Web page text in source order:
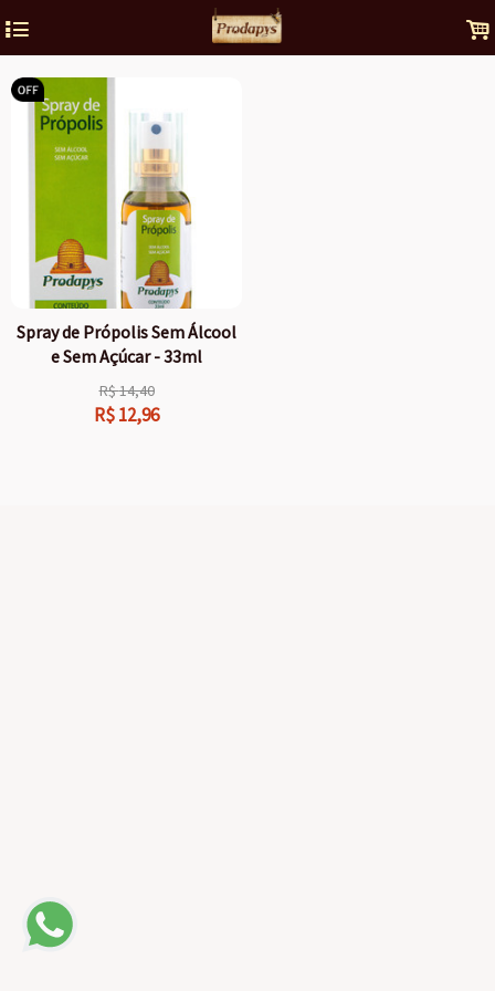
4 .
Spray de Própolis Sem Álcool
e Sem Açúcar - 33ml
R$14,40
R$12,96